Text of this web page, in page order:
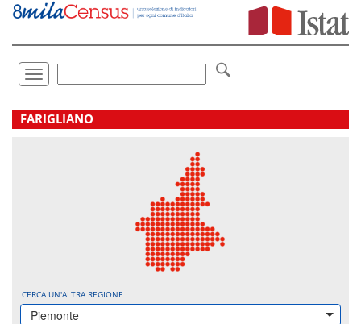
Vai
direttamente
Toggle
navigation
.
FARIGLIANO
CERCA UN'ALTRA REGIONE
Piemonte